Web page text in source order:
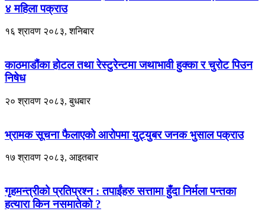
४ महिला पक्राउ
१६ श्रावण २०८३, शनिबार
काठमाडौंका होटल तथा रेस्टुरेन्टमा जथाभावी हुक्का र चुरोट पिउन
निषेध
२० श्रावण २०८३, बुधबार
भ्रामक सूचना फैलाएको आरोपमा युट्युबर जनक भुसाल पक्राउ
१७ श्रावण २०८३, आइतबार
गृहमन्त्रीको प्रतिप्रश्न : तपाईंहरु सत्तामा हुँदा निर्मला पन्तका
हत्यारा किन नसमातेको ?